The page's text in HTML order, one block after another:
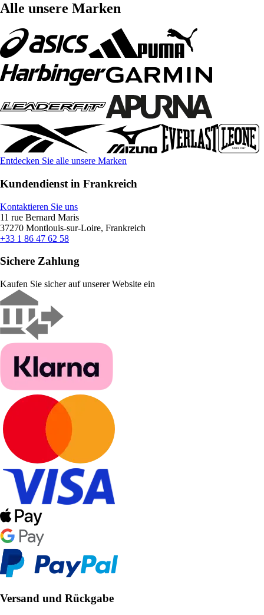
Alle unsere Marken
Entdecken Sie alle unsere Marken
Kundendienst in Frankreich
Kontaktieren Sie uns
11 rue Bernard Maris
37270 Montlouis-sur-Loire, Frankreich
+33 1 86 47 62 58
Sichere Zahlung
Kaufen Sie sicher auf unserer Website ein
Versand und Rückgabe